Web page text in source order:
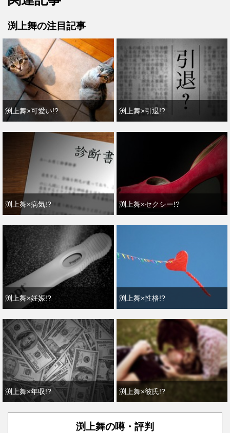
渕上舞の注目記事
渕上舞×可愛い!? 渕上舞×引退!?
渕上舞×病気!? 渕上舞×セクシー!?
渕上舞×妊娠!? 渕上舞×性格!?
渕上舞×年収!? 渕上舞×彼氏!?
渕上舞の噂・評判